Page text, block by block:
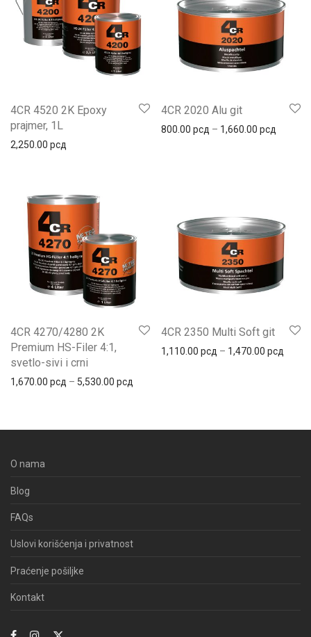
4CR 4520 2K Epoxy
prajmer, 1L
2,250.00 рсд
4CR 2020 Alu git
800.00 рсд – 1,660.00 рсд
4CR 4270/4280 2K
Premium HS-Filer 4:1,
svetlo-sivi i crni
1,670.00 рсд – 5,530.00 рсд
4CR 2350 Multi Soft git
1,110.00 рсд – 1,470.00 рсд
O nama
Blog
FAQs
Uslovi korišćenja i privatnost
Praćenje pošiljke
Kontakt